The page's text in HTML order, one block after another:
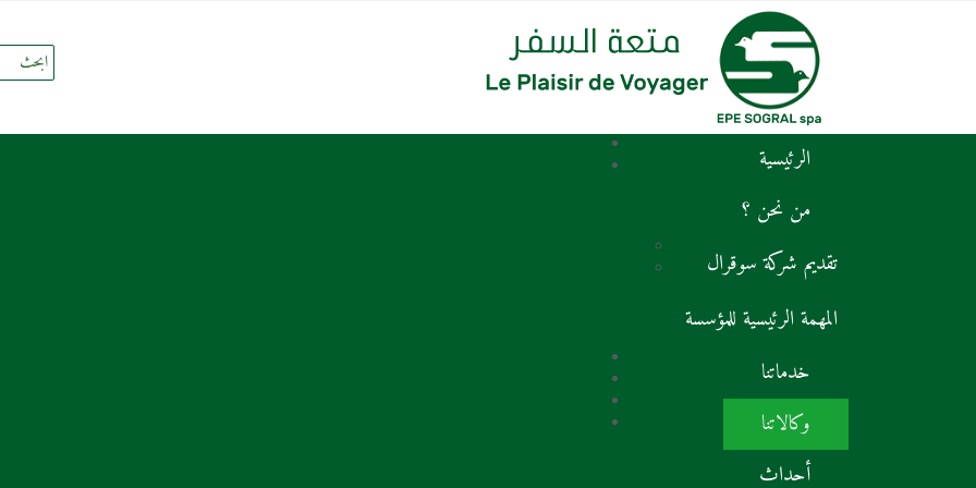
الرئيسية
من نحن ؟
تقديم شركة سوقرال
المهمة الرئيسية للمؤسسة
خدماتنا
وكالاتنا
أحداث